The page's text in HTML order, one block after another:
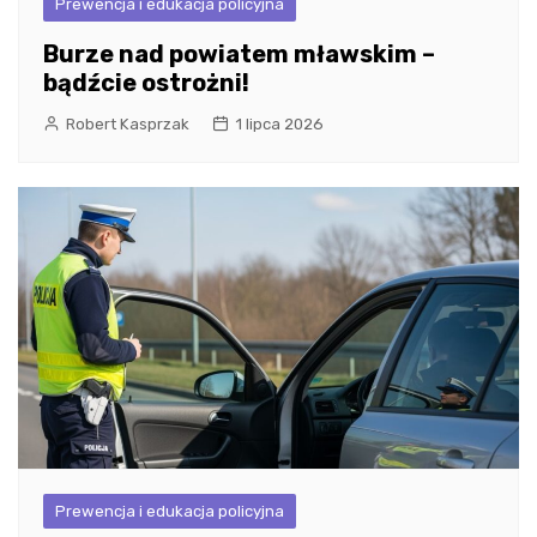
Prewencja i edukacja policyjna
Burze nad powiatem mławskim –
bądźcie ostrożni!
Robert Kasprzak 1 lipca 2026
Prewencja i edukacja policyjna